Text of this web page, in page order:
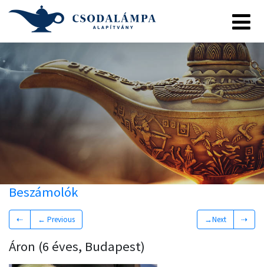
Beszámolók
⇠ ← Previous →Next ⇢
Áron (6 éves, Budapest)